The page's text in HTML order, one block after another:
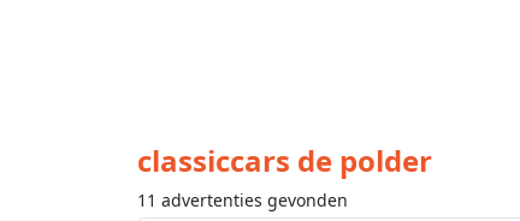
classiccars de polder
11 advertenties gevonden